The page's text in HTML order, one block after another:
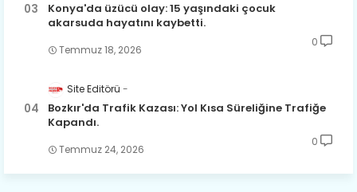
Konya'da üzücü olay: 15 yaşındaki çocuk
akarsuda hayatını kaybetti.
Temmuz 18, 2026
0
Site Editörü
Bozkır'da Trafik Kazası: Yol Kısa Süreliğine Trafiğe
Kapandı.
Temmuz 24, 2026
0